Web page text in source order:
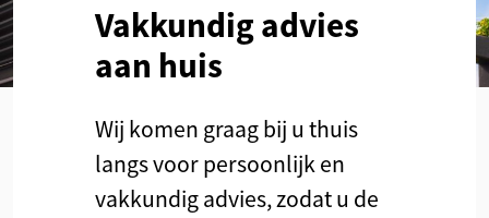
Vakkundig advies
aan huis
Wij komen graag bij u thuis
langs voor persoonlijk en
vakkundig advies, zodat u de